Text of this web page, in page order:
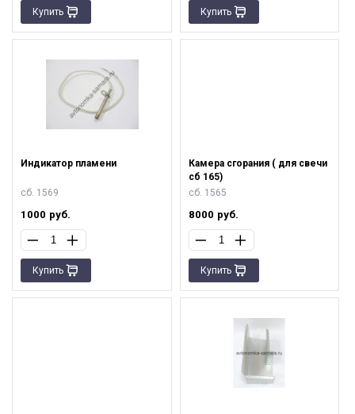
Купить Купить
Индикатор пламени
сб. 1569
1000 руб.
Купить
Камера сгорания ( для свечи
сб 165)
сб. 1565
8000 руб.
Купить